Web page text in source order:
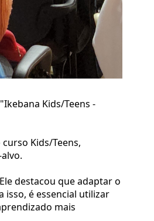
Kids/Teens -
Kids/Teens,
destacou que adaptar o
isso, é essencial utilizar
mais